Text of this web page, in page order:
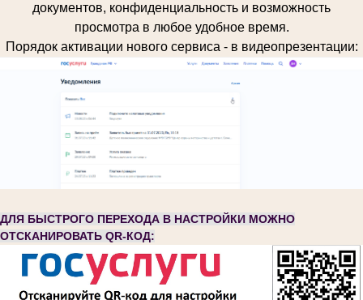
документов, конфиденциальность и возможность
просмотра в любое удобное время.
Порядок активации нового сервиса - в видеопрезентации:
ДЛЯ БЫСТРОГО ПЕРЕХОДА В НАСТРОЙКИ МОЖНО
ОТСКАНИРОВАТЬ QR-КОД: